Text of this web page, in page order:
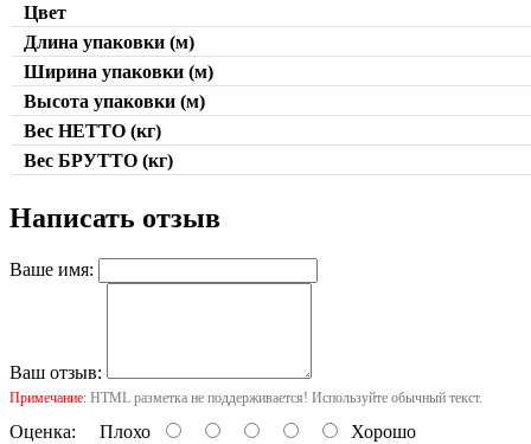
Цвет
Длина упаковки (м)
Ширина упаковки (м)
Высота упаковки (м)
Вес НЕТТО (кг)
Вес БРУТТО (кг)
Написать отзыв
Ваше имя:
Ваш отзыв:
Примечание: HTML разметка не поддерживается! Используйте обычный текст.
Оценка: Плохо Хорошо